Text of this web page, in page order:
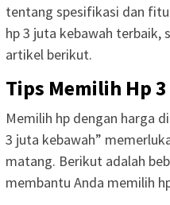
tentang spesifikasi dan
hp 3 juta kebawah terbaik,
artikel berikut.
Tips Memilih Hp
Memilih hp dengan harga
3 juta kebawah”
matang. Berikut adalah
membantu Anda memilih